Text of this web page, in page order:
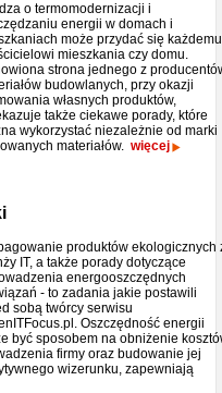
o termomodernizacji i
energii w domach i
może przydać się każdemu
mieszkania czy domu.
strona jednego z
budowlanych, przy okazji
własnych produktów,
także ciekawe porady, które
wykorzystać niezależnie od marki
materiałów. więcej
produktów ekologicznych
IT, a także porady dotyczące
energooszczędnych
- to zadania jakie postawili
sobą twórcy serwisu
Oszczędność energii
być sposobem na obniżenie
firmy oraz budowanie jej
wizerunku, zapewniają